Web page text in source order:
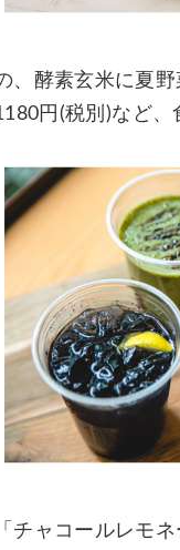
、酵素玄米に夏
円(税別)など
チャコールレモ